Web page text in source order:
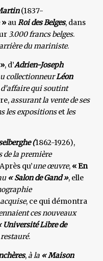
(1837-
» auRoi des Belges, dans
3.000 francs belges.
du mariniste.
, d’Adrien-Joseph
collectionneurLéon
qui soutint
assurant la vente de ses
les expositionsetles
(1862-1926),
de la première
qu’une œuvre, « En
« Salon de Gand », elle
, ce qui démontra
ces nouveaux
Université Libre de
restauré.
,à la « Maison